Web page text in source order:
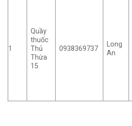
1
Quầy
thuốc
Thủ
Thừa
15
0938369737
Long
An